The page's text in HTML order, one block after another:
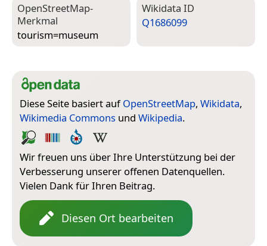
Open­Street­Map-
Merkmal
tourism=­museum
Wiki­data ID
Q1686099
Diese Seite basiert aufOpenStreetMap, Wikidata,
Wikimedia Commons und Wikipedia.
Wir freuen uns über Ihre Unterstützung bei der
Verbesserung unserer offenen Datenquellen.
Vielen Dank für Ihren Beitrag.
Diesen Ort bearbeiten